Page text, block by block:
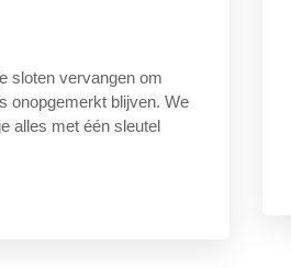
sloten vervangen om
onopgemerkt blijven. We
alles met één sleutel